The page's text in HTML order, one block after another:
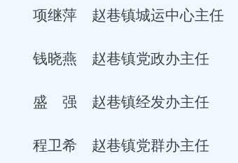
项继萍 赵巷镇城运中心主任
钱晓燕 赵巷镇党政办主任
盛 强 赵巷镇经发办主任
程卫希 赵巷镇党群办主任